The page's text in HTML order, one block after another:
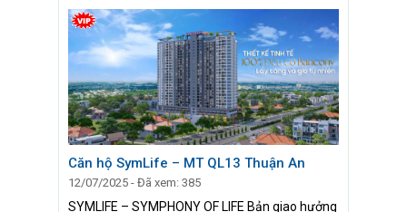
Căn hộ SymLife – MT QL13 Thuận An
12/07/2025 - Đã xem: 385
SYMLIFE – SYMPHONY OF LIFE Bản giao hưởng